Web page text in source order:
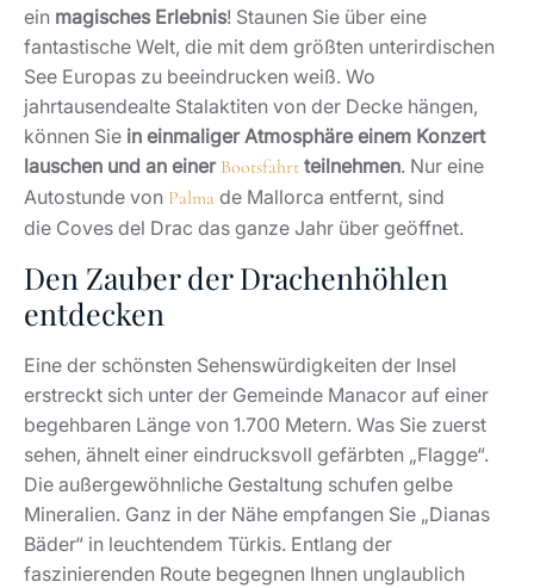
ein magisches Erlebnis! Staunen Sie über eine
fantastische Welt, die mit dem größten unterirdischen
See Europas zu beeindrucken weiß. Wo
jahrtausendealte Stalaktiten von der Decke hängen,
können Sie in einmaliger Atmosphäre einem Konzert
lauschen und an einer Bootsfahrt teilnehmen. Nur eine
Autostunde von Palma de Mallorca entfernt, sind
die Coves del Drac das ganze Jahr über geöffnet.
Den Zauber der Drachenhöhlen
entdecken
Eine der schönsten Sehenswürdigkeiten der Insel
erstreckt sich unter der Gemeinde Manacor auf einer
begehbaren Länge von 1.700 Metern. Was Sie zuerst
sehen, ähnelt einer eindrucksvoll gefärbten „Flagge“.
Die außergewöhnliche Gestaltung schufen gelbe
Mineralien. Ganz in der Nähe empfangen Sie „Dianas
Bäder“ in leuchtendem Türkis. Entlang der
faszinierenden Route begegnen Ihnen unglaublich